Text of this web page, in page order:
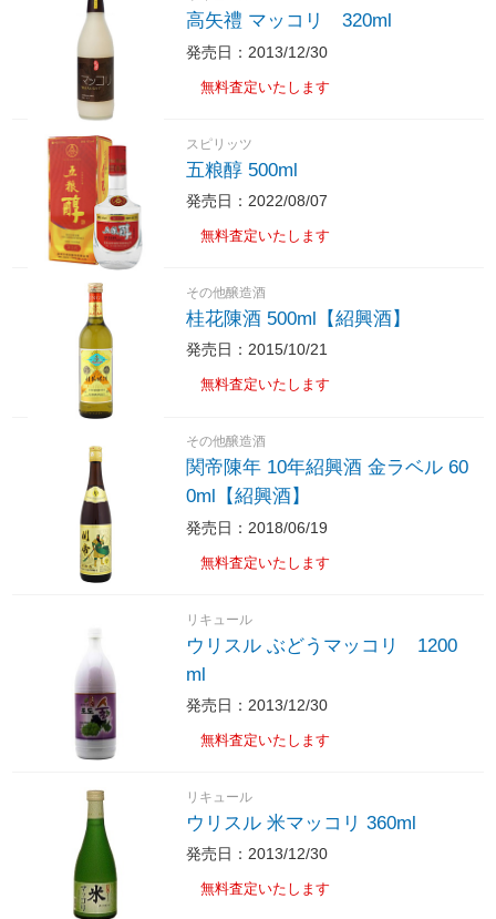
高矢禮 マッコリ 320ml
発売日：2013/12/30
無料査定いたします
スピリッツ
五粮醇 500ml
発売日：2022/08/07
無料査定いたします
その他醸造酒
桂花陳酒 500ml【紹興酒】
発売日：2015/10/21
無料査定いたします
その他醸造酒
関帝陳年 10年紹興酒 金ラベル 60
0ml【紹興酒】
発売日：2018/06/19
無料査定いたします
リキュール
ウリスル ぶどうマッコリ 1200
ml
発売日：2013/12/30
無料査定いたします
リキュール
ウリスル 米マッコリ 360ml
発売日：2013/12/30
無料査定いたします